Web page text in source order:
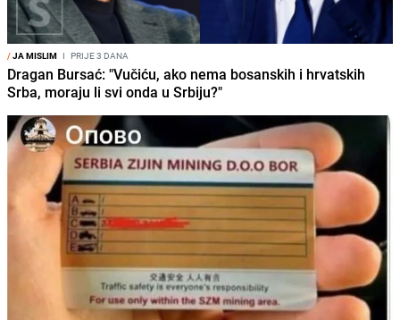
/JA MISLIM I PRIJE 3 DANA
Dragan Bursać: "Vučiću, ako nema bosanskih i hrvatskih
Srba, moraju li svi onda u Srbiju?"